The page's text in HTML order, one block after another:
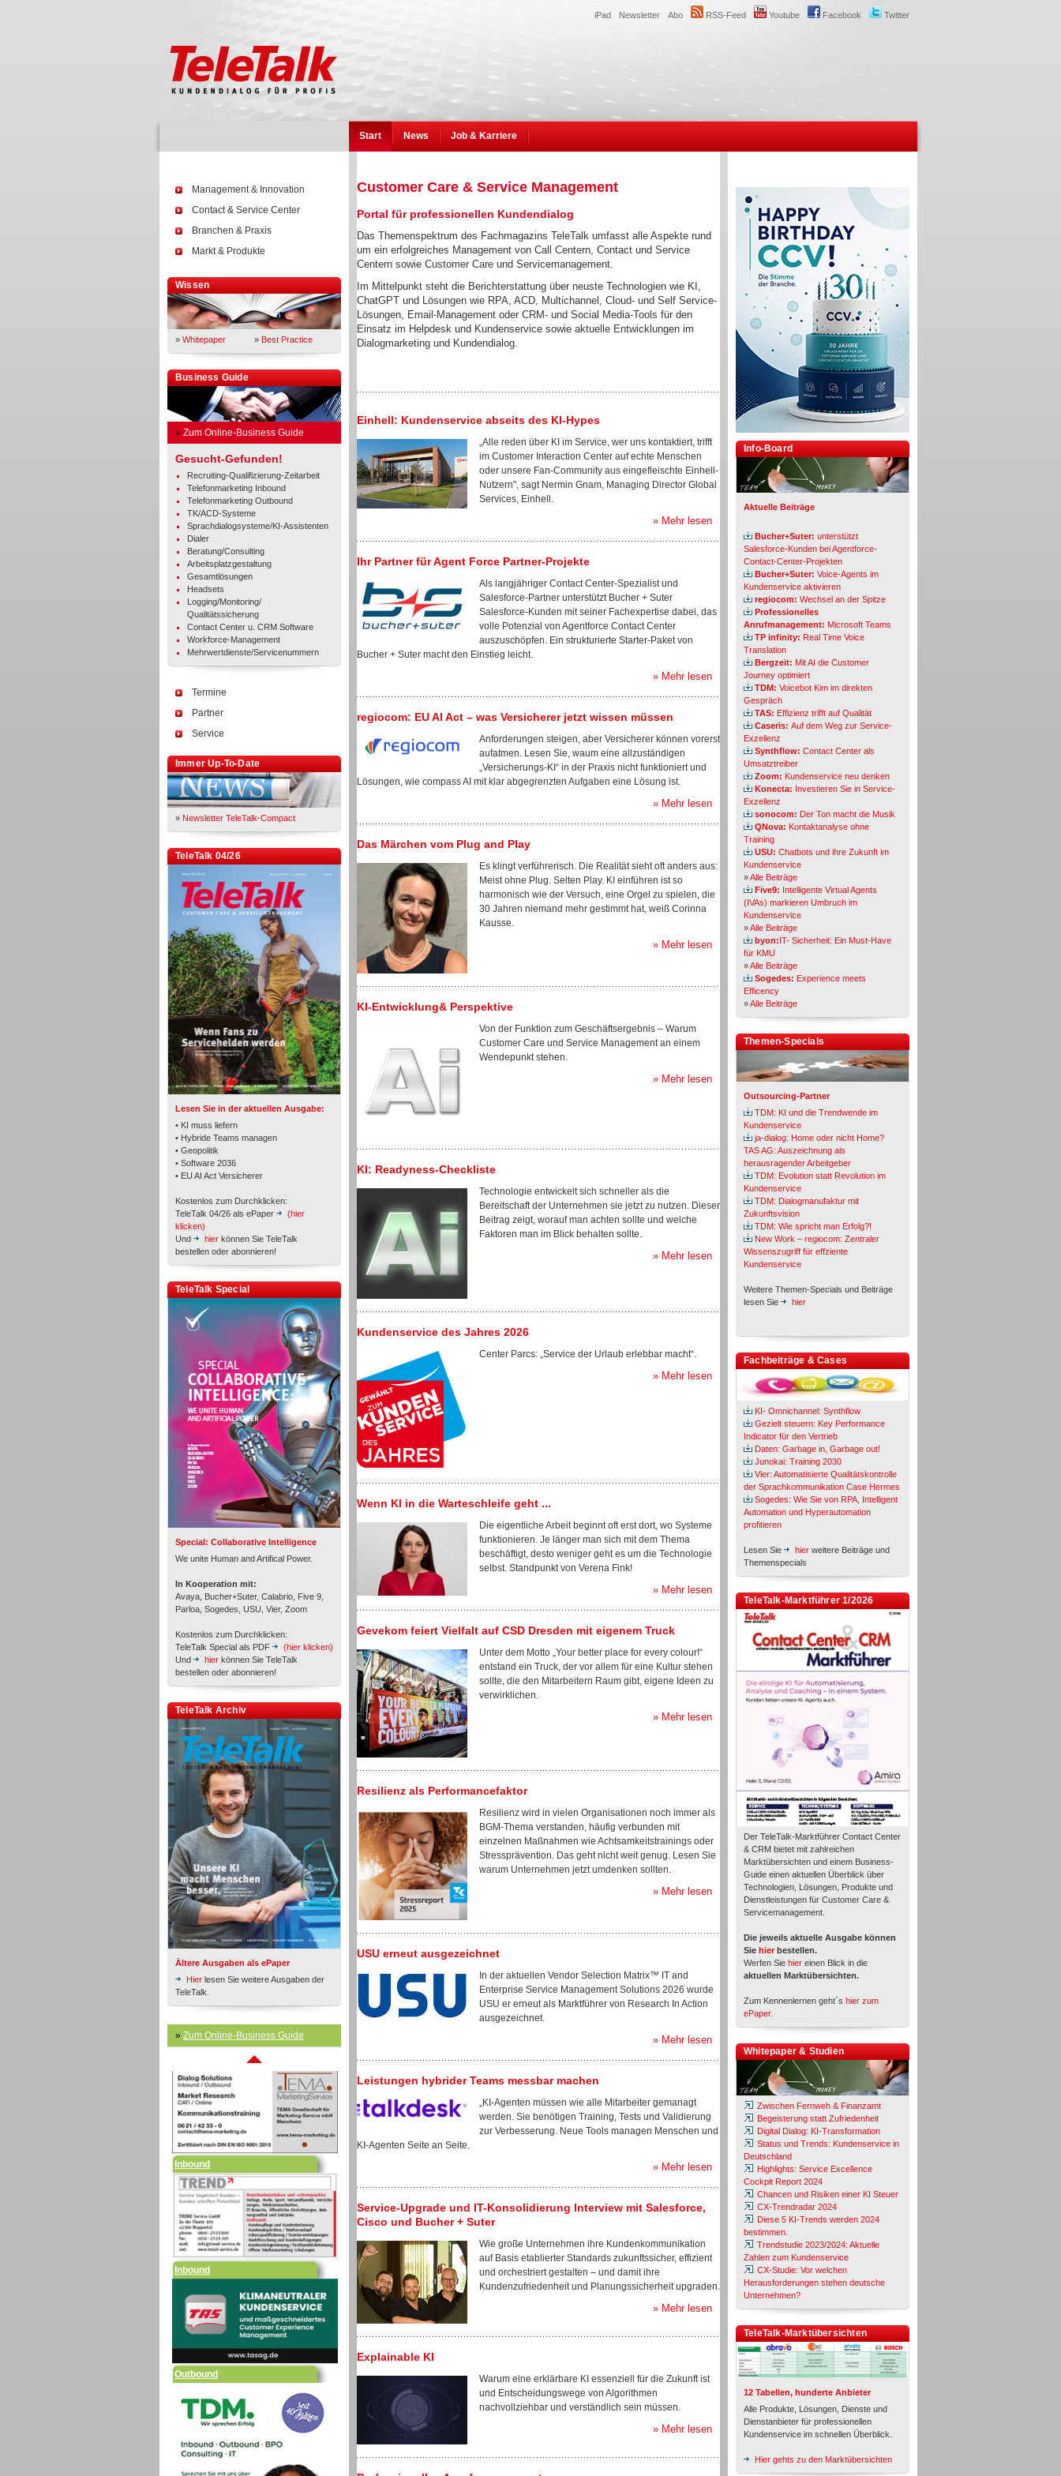
Twitter
Facebook
Youtube
RSS-Feed
Abo
Newsletter
iPad
Start News Job & Karriere
Management & Innovation
Contact & Service Center
Branchen & Praxis
Markt & Produkte
Wissen
» Whitepaper » Best Practice
Business Guide
» Zum Online-Business Guide
Gesucht-Gefunden!
Recruiting-Qualifizierung-Zeitarbeit
Telefonmarketing Inbound
Telefonmarketing Outbound
TK/ACD-Systeme
Sprachdialogsysteme/KI-Assistenten
Dialer
Beratung/Consulting
Arbeitsplatzgestaltung
Gesamtlösungen
Headsets
Logging/Monitoring/
Qualitätssicherung
Contact Center u. CRM Software
Workforce-Management
Mehrwertdienste/Servicenummern
Termine
Partner
Service
Immer Up-To-Date
» Newsletter TeleTalk-Compact
TeleTalk 04/26
Lesen Sie in der aktuellen Ausgabe:
• KI muss liefern
• Hybride Teams managen
• Geopolitik
• Software 2036
• EU AI Act Versicherer
Kostenlos zum Durchklicken:
TeleTalk 04/26 als ePaper
(hier
klicken)
Und
hier können Sie TeleTalk
bestellen oder abonnieren!
TeleTalk Special
Special: Collaborative Intelligence
We unite Human and Artifical Power.
In Kooperation mit:
Avaya, Bucher+Suter, Calabrio, Five 9,
Parloa, Sogedes, USU, Vier, Zoom
Kostenlos zum Durchklicken:
TeleTalk Special als PDF
(hier klicken)
Und
hier können Sie TeleTalk
bestellen oder abonnieren!
TeleTalk Archiv
Ältere Ausgaben als ePaper
Hier lesen Sie weitere Ausgaben der
TeleTalk.
» Zum Online-Business Guide
TK- und ACD-Systeme
Workforce-Management
Personal
Personal
Inbound
Inbound
Inbound
Inbound
Inbound
Outbound
Customer Care & Service Management
Portal für professionellen Kundendialog
Das Themenspektrum des Fachmagazins TeleTalk umfasst alle Aspekte rund
um ein erfolgreiches Management von Call Centern, Contact und Service
Centern sowie Customer Care und Servicemanagement.
Im Mittelpunkt steht die Berichterstattung über neuste Technologien wie KI,
ChatGPT und Lösungen wie RPA, ACD, Multichannel, Cloud- und Self Service-
Lösungen, Email-Management oder CRM- und Social Media-Tools für den
Einsatz im Helpdesk und Kundenservice sowie aktuelle Entwicklungen im
Dialogmarketing und Kundendialog.
Einhell: Kundenservice abseits des KI-Hypes
„Alle reden über KI im Service, wer uns kontaktiert, trifft
im Customer Interaction Center auf echte Menschen
oder unsere Fan-Community aus eingefleischte Einhell-
Nutzern", sagt Nermin Gnam, Managing Director Global
Services, Einhell.
» Mehr lesen
Ihr Partner für Agent Force Partner-Projekte
Als langjähriger Contact Center-Spezialist und
Salesforce-Partner unterstützt Bucher + Suter
Salesforce-Kunden mit seiner Fachexpertise dabei, das
volle Potenzial von Agentforce Contact Center
auszuschöpfen. Ein strukturierte Starter-Paket von
Bucher + Suter macht den Einstieg leicht.
» Mehr lesen
regiocom: EU AI Act – was Versicherer jetzt wissen müssen
Anforderungen steigen, aber Versicherer können vorerst
aufatmen. Lesen Sie, waum eine allzuständigen
„Versicherungs-KI“ in der Praxis nicht funktioniert und
Lösungen, wie compass AI mit klar abgegrenzten Aufgaben eine Lösung ist.
» Mehr lesen
Das Märchen vom Plug and Play
Es klingt verführerisch. Die Realität sieht oft anders aus:
Meist ohne Plug. Selten Play. KI einführen ist so
harmonisch wie der Versuch, eine Orgel zu spielen, die
30 Jahren niemand mehr gestimmt hat, weiß Corinna
Kausse.
» Mehr lesen
KI-Entwicklung& Perspektive
Von der Funktion zum Geschäftsergebnis – Warum
Customer Care und Service Management an einem
Wendepunkt stehen.
» Mehr lesen
KI: Readyness-Checkliste
Technologie entwickelt sich schneller als die
Bereitschaft der Unternehmen sie jetzt zu nutzen. Dieser
Beitrag zeigt, worauf man achten sollte und welche
Faktoren man im Blick behalten sollte.
» Mehr lesen
Kundenservice des Jahres 2026
Center Parcs: „Service der Urlaub erlebbar macht“.
» Mehr lesen
Wenn KI in die Warteschleife geht ...
Die eigentliche Arbeit beginnt oft erst dort, wo Systeme
funktionieren. Je länger man sich mit dem Thema
beschäftigt, desto weniger geht es um die Technologie
selbst. Standpunkt von Verena Fink!
» Mehr lesen
Gevekom feiert Vielfalt auf CSD Dresden mit eigenem Truck
Unter dem Motto „Your better place for every colour!“
entstand ein Truck, der vor allem für eine Kultur stehen
sollte, die den Mitarbeitern Raum gibt, eigene Ideen zu
verwirklichen.
» Mehr lesen
Resilienz als Performancefaktor
Resilienz wird in vielen Organisationen noch immer als
BGM-Thema verstanden, häufig verbunden mit
einzelnen Maßnahmen wie Achtsamkeitstrainings oder
Stressprävention. Das geht nicht weit genug. Lesen Sie
warum Unternehmen jetzt umdenken sollten.
» Mehr lesen
USU erneut ausgezeichnet
In der aktuellen Vendor Selection Matrix™ IT and
Enterprise Service Management Solutions 2026 wurde
USU er erneut als Marktführer von Research In Action
ausgezeichnet.
» Mehr lesen
Leistungen hybrider Teams messbar machen
„KI-Agenten müssen wie alle Mitarbeiter gemanagt
werden. Sie benötigen Training, Tests und Validierung
zur Verbesserung. Neue Tools managen Menschen und
KI-Agenten Seite an Seite.
» Mehr lesen
Service-Upgrade und IT-Konsolidierung Interview mit Salesforce,
Cisco und Bucher + Suter
Wie große Unternehmen ihre Kundenkommunikation
auf Basis etablierter Standards zukunftssicher, effizient
und orchestriert gestalten – und damit ihre
Kundenzufriedenheit und Planungssicherheit upgraden.
» Mehr lesen
Explainable KI
Warum eine erklärbare KI essenziell für die Zukunft ist
und Entscheidungswege von Algorithmen
nachvollziehbar und verständlich sein müssen.
» Mehr lesen
Info-Board
Aktuelle Beiträge
Bucher+Suter: unterstützt
Salesforce-Kunden bei Agentforce-
Contact-Center-Projekten
Bucher+Suter: Voice-Agents im
Kundenservice aktivieren
regiocom: Wechsel an der Spitze
Professionelles
Anrufmanagement: Microsoft Teams
TP infinity: Real Time Voice
Translation
Bergzeit: Mit AI die Customer
Journey optimiert
TDM: Voicebot Kim im direkten
Gespräch
TAS: Effizienz trifft auf Qualität
Caseris: Auf dem Weg zur Service-
Exzellenz
Synthflow: Contact Center als
Umsatztreiber
Zoom: Kundenservice neu denken
Konecta: Investieren Sie in Service-
Exzellenz
sonocom: Der Ton macht die Musik
QNova: Kontaktanalyse ohne
Training
USU: Chatbots und ihre Zukunft im
Kundenservice
»Alle Beiträge
Five9: Intelligente Virtual Agents
(IVAs) markieren Umbruch im
Kundenservice
»Alle Beiträge
byon:IT- Sicherheit: Ein Must-Have
für KMU
»Alle Beiträge
Sogedes: Experience meets
Efficency
»Alle Beiträge
Themen-Specials
Outsourcing-Partner
TDM: KI und die Trendwende im
Kundenservice
ja-dialog: Home oder nicht Home?
TAS AG: Auszeichnung als
herausragender Arbeitgeber
TDM: Evolution statt Revolution im
Kundenservice
TDM: Dialogmanufaktur mit
Zukunftsvision
TDM: Wie spricht man Erfolg?!
New Work – regiocom: Zentraler
Wissenszugriff für effziente
Kundenservice
Weitere Themen-Specials und Beiträge
lesen Sie
hier
Fachbeiträge & Cases
KI- Omnichannel: Synthflow
Gezielt steuern: Key Performance
Indicator für den Vertrieb
Daten: Garbage in, Garbage out!
Junokai: Training 2030
Vier: Automatisierte Qualitätskontrolle
der Sprachkommunikation Case Hermes
Sogedes: Wie Sie von RPA, Intelligent
Automation und Hyperautomation
profitieren
Lesen Sie hier weitere Beiträge und
Themenspecials
TeleTalk-Marktführer 1/2026
Der TeleTalk-Marktführer Contact Center
& CRM bietet mit zahlreichen
Marktübersichten und einem Business-
Guide einen aktuellen Überblick über
Technologien, Lösungen, Produkte und
Dienstleistungen für Customer Care &
Servicemanagement.
Die jeweils aktuelle Ausgabe können
Sie hier bestellen.
Werfen Sie hier einen Blick in die
aktuellen Marktübersichten.
Zum Kennenlernen geht´s hier zum
ePaper.
Whitepaper & Studien
Zwischen Fernweh & Finanzamt
Begeisterung statt Zufriedenheit
Digital Dialog: KI-Transformation
Status und Trends: Kundenservice in
Deutschland
Highlights: Service Excellence
Cockpit Report 2024
Chancen und Risiken einer KI Steuer
CX-Trendradar 2024
Diese 5 KI-Trends werden 2024
bestimmen.
Trendstudie 2023/2024: Aktuelle
Zahlen zum Kundenservice
CX-Studie: Vor welchen
Herausforderungen stehen deutsche
Unternehmen?
TeleTalk-Marktübersichten
12 Tabellen, hunderte Anbieter
Alle Produkte, Lösungen, Dienste und
Dienstanbieter für professionellen
Kundenservice im schnellen Überblick.
Hier gehts zu den Marktübersichten